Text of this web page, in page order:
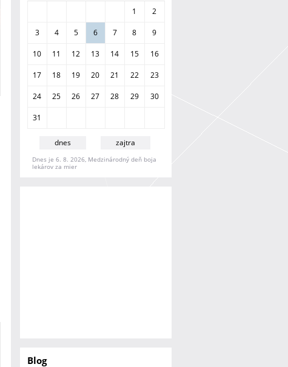
1 2
3 4 5 6 7 8 9
10 11 12 13 14 15 16
17 18 19 20 21 22 23
24 25 26 27 28 29 30
31
dnes zajtra
Dnes je 6. 8. 2026, Medzinárodný deň boja
lekárov za mier
Blog